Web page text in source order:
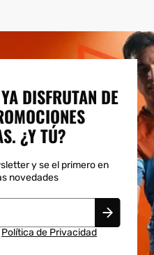
YA DISFRUTAN DE
¿Y TÚ?
y se el primero en
novedades
Política de Privacidad